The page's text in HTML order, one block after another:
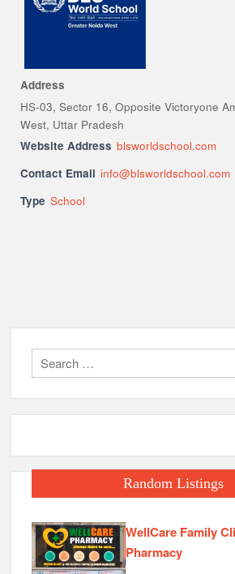
Address
HS-03, Sector 16, Opposite Victoryone
West, Uttar Pradesh
Website Address blsworldschool.com
Contact Email info@blsworldschool.com
Type School
Random Listings
WellCare Family
Pharmacy